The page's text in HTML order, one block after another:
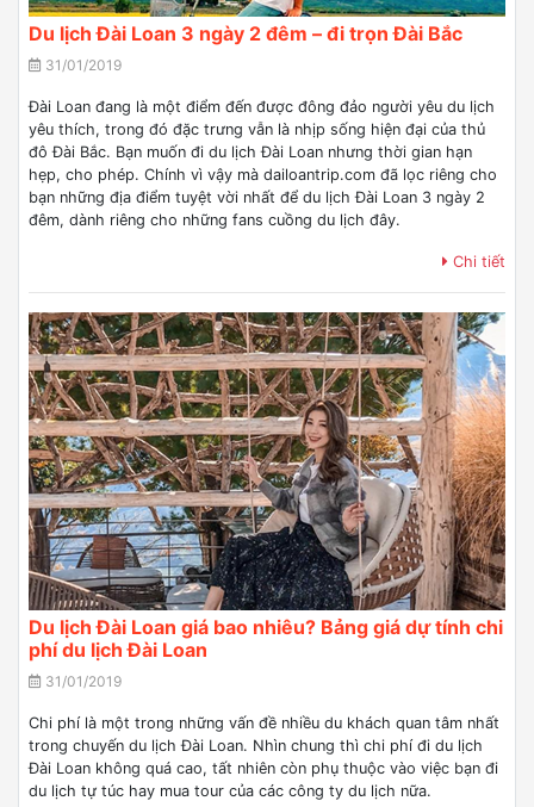
Du lịch Đài Loan 3 ngày 2 đêm – đi trọn Đài Bắc
31/01/2019
Đài Loan đang là một điểm đến được đông đảo người yêu du lịch
yêu thích, trong đó đặc trưng vẫn là nhịp sống hiện đại của thủ
đô Đài Bắc. Bạn muốn đi du lịch Đài Loan nhưng thời gian hạn
hẹp, cho phép. Chính vì vậy mà dailoantrip.com đã lọc riêng cho
bạn những địa điểm tuyệt vời nhất để du lịch Đài Loan 3 ngày 2
đêm, dành riêng cho những fans cuồng du lịch đây.
Chi tiết
Du lịch Đài Loan giá bao nhiêu? Bảng giá dự tính chi
phí du lịch Đài Loan
31/01/2019
Chi phí là một trong những vấn đề nhiều du khách quan tâm nhất
trong chuyến du lịch Đài Loan. Nhìn chung thì chi phí đi du lịch
Đài Loan không quá cao, tất nhiên còn phụ thuộc vào việc bạn đi
du lịch tự túc hay mua tour của các công ty du lịch nữa.